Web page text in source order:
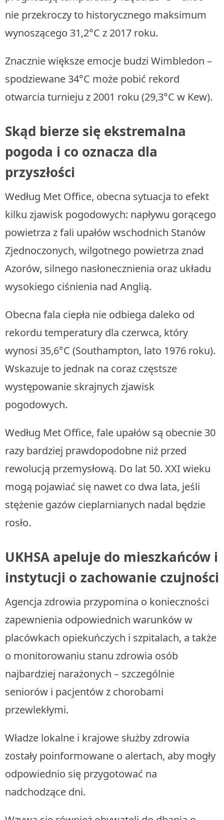
nie przekroczy to historycznego maksimum
wynoszącego 31,2°C z 2017 roku.
Znacznie większe emocje budzi Wimbledon –
spodziewane 34°C może pobić rekord
otwarcia turnieju z 2001 roku (29,3°C w Kew).
Skąd bierze się ekstremalna
pogoda i co oznacza dla
przyszłości
Według Met Office, obecna sytuacja to efekt
kilku zjawisk pogodowych: napływu gorącego
powietrza z fali upałów wschodnich Stanów
Zjednoczonych, wilgotnego powietrza znad
Azorów, silnego nasłonecznienia oraz układu
wysokiego ciśnienia nad Anglią.
Obecna fala ciepła nie odbiega daleko od
rekordu temperatury dla czerwca, który
wynosi 35,6°C (Southampton, lato 1976 roku).
Wskazuje to jednak na coraz częstsze
występowanie skrajnych zjawisk
pogodowych.
Według Met Office, fale upałów są obecnie 30
razy bardziej prawdopodobne niż przed
rewolucją przemysłową. Do lat 50. XXI wieku
mogą pojawiać się nawet co dwa lata, jeśli
stężenie gazów cieplarnianych nadal będzie
rosło.
UKHSA apeluje do mieszkańców i
instytucji o zachowanie czujności
Agencja zdrowia przypomina o konieczności
zapewnienia odpowiednich warunków w
placówkach opiekuńczych i szpitalach, a także
o monitorowaniu stanu zdrowia osób
najbardziej narażonych – szczególnie
seniorów i pacjentów z chorobami
przewlekłymi.
Władze lokalne i krajowe służby zdrowia
zostały poinformowane o alertach, aby mogły
odpowiednio się przygotować na
nadchodzące dni.